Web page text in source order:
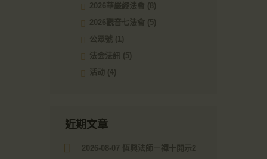
2026華嚴經法會 (8)
2026觀音七法會 (5)
公眾號
(1)
法会法訊 (5)
活动 (4)
近期文章
2026-08-07 恆興法師－禪十開示2